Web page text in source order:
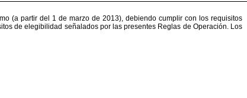
(a partir del 1 de marzo de 2013), debiendo cumplir con los requisitos
de elegibilidad señalados por las presentes Reglas de Operación. Los